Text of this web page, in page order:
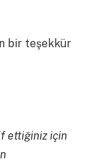
bir teşekkür
ettiğiniz için